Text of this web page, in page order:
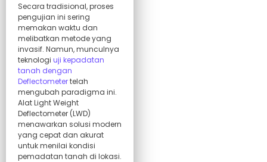
Secara tradisional, proses
pengujian ini sering
memakan waktu dan
melibatkan metode yang
invasif. Namun, munculnya
teknologi uji kepadatan
tanah dengan
Deflectometertelah
mengubah paradigma ini.
Alat Light Weight
Deflectometer (LWD)
menawarkan solusi modern
yang cepat dan akurat
untuk menilai kondisi
pemadatan tanah di lokasi.